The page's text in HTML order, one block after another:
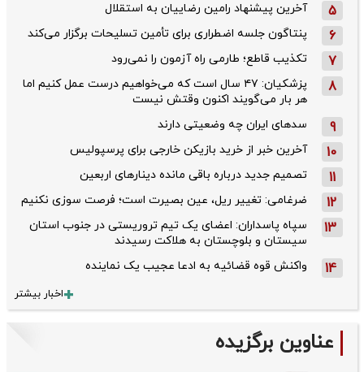
5 آخرین پیشنهاد رامین رضاییان به استقلال
6 پنتاگون جلسه اضطراری برای تأمین تسلیحات برگزار می‌کند
7 تکذیب قاطع؛‌ طارمی راه آزمون را نمی‌رود
8
پزشکیان: ۴۷ سال است که می‌خواهیم درست عمل کنیم اما
هر بار می‌گویند اکنون وقتش نیست
9 سدهای ایران چه وضعیتی دارند
10 آخرین خبر از خرید بازیکن خارجی برای پرسپولیس
11 تصمیم جدید درباره باقی مانده دینارهای اربعین
12 ضرغامی: تغییر ریل، عین بصیرت است؛ فرصت سوزی نکنیم
13
سپاه پاسداران: اعضای یک تیم تروریستی در جنوب استان
سیستان و بلوچستان به هلاکت رسیدند
14 واکنش قوه قضائیه به ادعا عجیب یک نماینده
اخبار بیشتر
عناوین برگزیده